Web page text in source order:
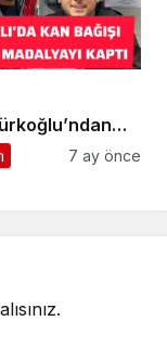
7 ay önce
.